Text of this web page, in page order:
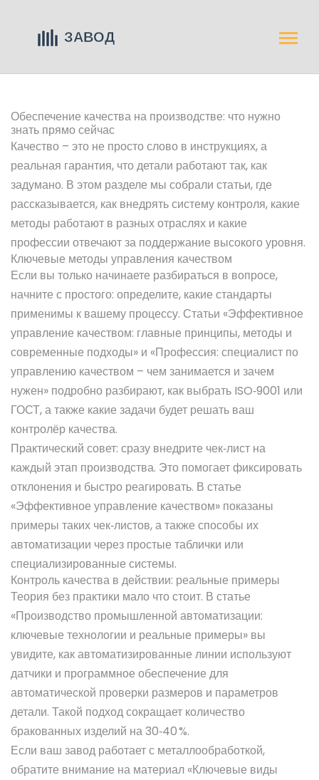
Обеспечение качества на производстве: что нужно
знать прямо сейчас
Качество – это не просто слово в инструкциях, а
реальная гарантия, что детали работают так, как
задумано. В этом разделе мы собрали статьи, где
рассказывается, как внедрять систему контроля, какие
методы работают в разных отраслях и какие
профессии отвечают за поддержание высокого уровня.
Ключевые методы управления качеством
Если вы только начинаете разбираться в вопросе,
начните с простого: определите, какие стандарты
применимы к вашему процессу. Статьи «Эффективное
управление качеством: главные принципы, методы и
современные подходы» и «Профессия: специалист по
управлению качеством – чем занимается и зачем
нужен» подробно разбирают, как выбрать ISO‑9001 или
ГОСТ, а также какие задачи будет решать ваш
контролёр качества.
Практический совет: сразу внедрите чек‑лист на
каждый этап производства. Это помогает фиксировать
отклонения и быстро реагировать. В статье
«Эффективное управление качеством» показаны
примеры таких чек‑листов, а также способы их
автоматизации через простые таблички или
специализированные системы.
Контроль качества в действии: реальные примеры
Теория без практики мало что стоит. В статье
«Производство промышленной автоматизации:
ключевые технологии и реальные примеры» вы
увидите, как автоматизированные линии используют
датчики и программное обеспечение для
автоматической проверки размеров и параметров
детали. Такой подход сокращает количество
бракованных изделий на 30‑40 %.
Если ваш завод работает с металлообработкой,
обратите внимание на материал «Ключевые виды